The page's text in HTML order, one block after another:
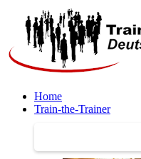
Home
Train-the-Trainer